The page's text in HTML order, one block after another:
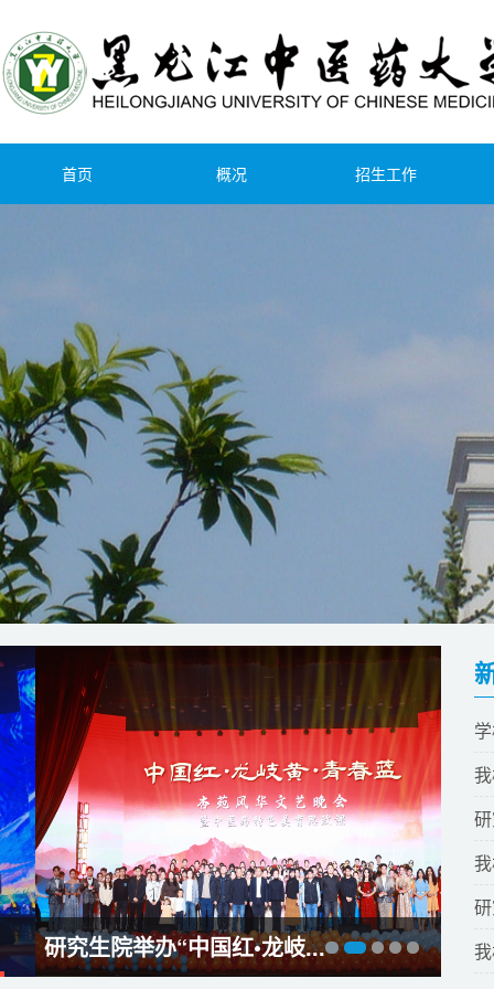
首页 概况 招生工作
研究生院举办“中国红•龙岐... 研
学
黑
我校
我
研